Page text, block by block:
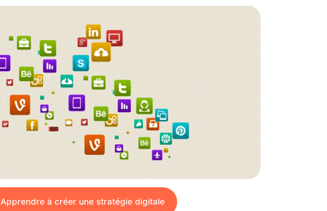
Apprendre à créer une stratégie digitale